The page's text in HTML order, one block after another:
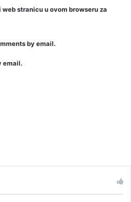
stranicu u ovom browseru za
by email.
email.